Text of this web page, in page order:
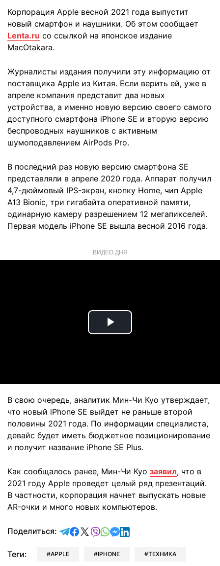
Корпорация Apple весной 2021 года выпустит
новый смартфон и наушники. Об этом сообщает
Lenta.ru со ссылкой на японское издание
MacOtakara.
Журналисты издания получили эту информацию от
поставщика Apple из Китая. Если верить ей, уже в
апреле компания представит два новых
устройства, а именно новую версию своего самого
доступного смартфона iPhone SE и вторую версию
беспроводных наушников с активным
шумоподавлением AirPods Pro.
В последний раз новую версию смартфона SE
представляли в апреле 2020 года. Аппарат получил
4,7-дюймовый IPS-экран, кнопку Home, чип Apple
A13 Bionic, три гигабайта оперативной памяти,
одинарную камеру разрешением 12 мегапикселей.
Первая модель iPhone SE вышла весной 2016 года.
ВИДЕО ДНЯ
Play
В свою очередь, аналитик Мин-Чи Куо утверждает,
что новый iPhone SE выйдет не раньше второй
половины 2021 года. По информации специалиста,
девайс будет иметь бюджетное позиционирование
и получит название iPhone SE Plus.
Как сообщалось ранее, Мин-Чи Куо заявил, что в
2021 году Apple проведет целый ряд презентаций.
В частности, корпорация начнет выпускать новые
AR-очки и много новых компьютеров.
Поделиться: отправить в Telegram
поделиться в Facebook
поделиться в X
отправить в Viber
отправить в Whatsapp
отправить в Messenger
отправить в LinkedIn
Теги: APPLE IPHONE ТЕХНИКА